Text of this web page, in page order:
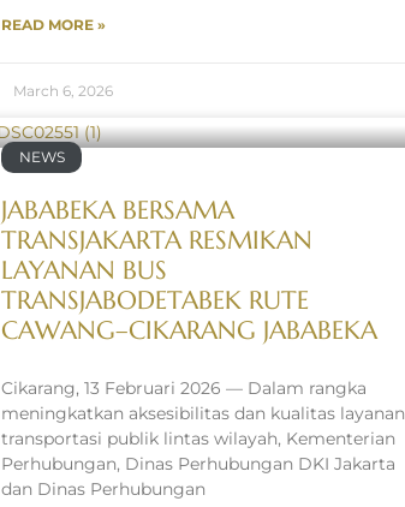
READ MORE »
March 6, 2026
NEWS
JABABEKA BERSAMA
TRANSJAKARTA RESMIKAN
LAYANAN BUS
TRANSJABODETABEK RUTE
CAWANG–CIKARANG JABABEKA
Cikarang, 13 Februari 2026 — Dalam rangka
meningkatkan aksesibilitas dan kualitas layanan
transportasi publik lintas wilayah, Kementerian
Perhubungan, Dinas Perhubungan DKI Jakarta
dan Dinas Perhubungan